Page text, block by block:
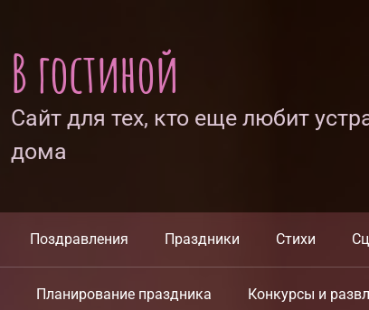
В гостиной
Сайт для тех, кто еще любит
дома
Поздравления Праздники Стихи
Планирование праздника Конкурсы и